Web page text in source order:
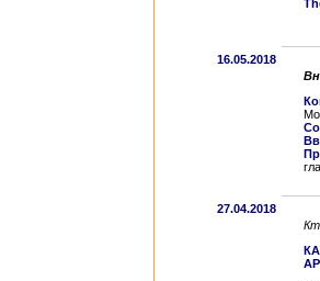
16.05.2018
27.04.2018